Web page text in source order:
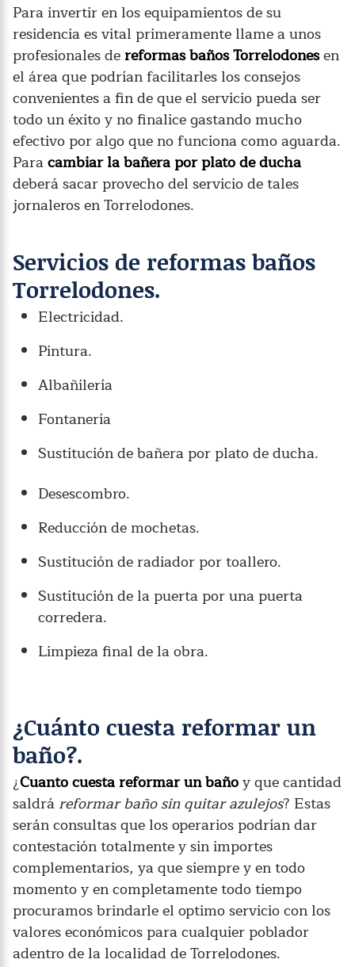
Para invertir en los equipamientos de su
residencia es vital primeramente llame a unos
profesionales dereformas baños Torrelodonesen
el área que podrían facilitarles los consejos
convenientes a fin de que el servicio pueda ser
todo un éxito y no finalice gastando mucho
efectivo por algo que no funciona como aguarda.
Paracambiar la bañera por plato de ducha
deberá sacar provecho del servicio de tales
jornaleros en Torrelodones.
Servicios de reformas baños
Torrelodones.
Electricidad.
Pintura.
Albañilería
Fontanería
Sustitución de bañera por plato de ducha.
Desescombro.
Reducción de mochetas.
Sustitución de radiador por toallero.
Sustitución de la puerta por una puerta
corredera.
Limpieza final de la obra.
¿Cuánto cuesta reformar un
baño?.
¿Cuanto cuesta reformar un bañoy que cantidad
saldrá reformar baño sin quitar azulejos? Estas
serán consultas que los operarios podrían dar
contestación totalmente y sin importes
complementarios, ya que siempre y en todo
momento y en completamente todo tiempo
procuramos brindarle el optimo servicio con los
valores económicos para cualquier poblador
adentro de la localidad de Torrelodones.